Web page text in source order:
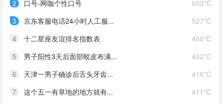
603℃
2
口号-网咖个性口号
527℃
3
京东客服电话24小时人工服...
460℃
4
十二星座友谊排名指数表
432℃
5
男子阳性3天后面部蜕皮布满...
416℃
6
天津一男子确诊后舌头牙齿...
411℃
7
这个五一有草地的地方就有...